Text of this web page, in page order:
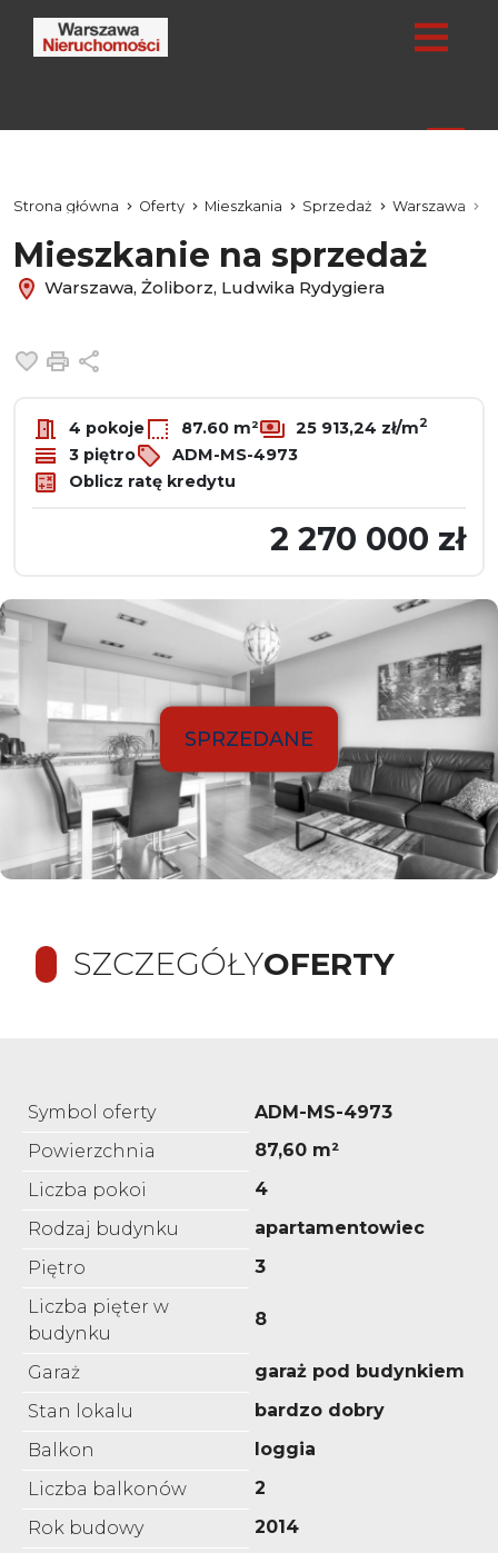
Strona główna Oferty Mieszkania Sprzedaż Warszawa
Mieszkanie na sprzedaż
Warszawa, Żoliborz, Ludwika Rydygiera
Dodaj do ulubionych
Drukuj
4 pokoje 87.60 m² 25 913,24 zł/m2
3 piętro
ADM-MS-4973
Oblicz ratę kredytu
2 270 000 zł
SPRZEDANE
SZCZEGÓŁYOFERTY
Symbol oferty
ADM-MS-4973
Powierzchnia
87,60 m²
Liczba pokoi
4
Rodzaj budynku
apartamentowiec
Piętro
3
Liczba pięter w
budynku
8
Garaż
garaż pod budynkiem
Stan lokalu
bardzo dobry
Balkon
loggia
Liczba balkonów
2
Rok budowy
2014